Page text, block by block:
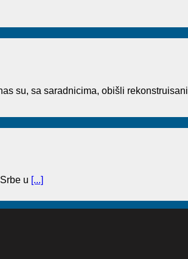
su, sa saradnicima, obišli rekonstruisani
u [...]